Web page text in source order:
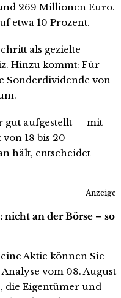
269 Millionen Euro.
etwa 10 Prozent.
als gezielte
Hinzu kommt: Für
Sonderdividende von
gut aufgestellt — mit
18 bis 20
hält, entscheidet
Anzeige
an der Börse – so
Aktie können Sie
vom 08. August
die Eigentümer und